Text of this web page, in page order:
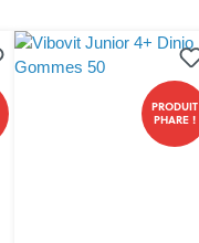
PRODUIT
PHARE !